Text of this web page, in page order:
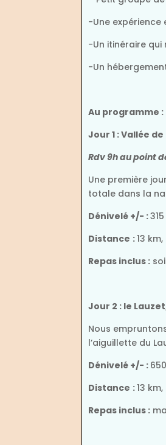
-Une expérience
-Un itinéraire qui
-Un
Au programme :
Jour 1 :Vallée
Rdv 9h au point
Une première
totale dans la
Dénivelé +/- :
Distance :13
Repas inclus :
Jour 2 : le
Nous
l’aiguillette du
Dénivelé +/- :
Distance :13
Repas inclus :